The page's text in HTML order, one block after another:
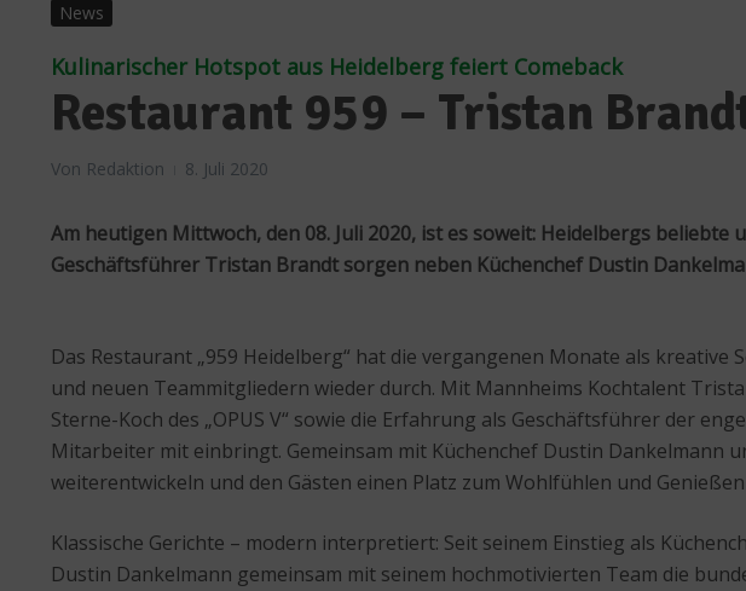
News
Kulinarischer Hotspot aus Heidelberg feiert Comeback
Restaurant 959 – Tristan
Von Redaktion 8. Juli 2020
Am heutigen Mittwoch, den 08. Juli 2020, ist es soweit: Heidelbergs
Geschäftsführer Tristan Brandt sorgen neben Küchenchef Dustin
Das Restaurant „959 Heidelberg“ hat die vergangenen Monate als
und neuen Teammitgliedern wieder durch. Mit Mannheims Kochtalent
Sterne-Koch des „OPUS V“ sowie die Erfahrung als Geschäftsführer der
Mitarbeiter mit einbringt. Gemeinsam mit Küchenchef Dustin Dankelmann
weiterentwickeln und den Gästen einen Platz zum Wohlfühlen und
Klassische Gerichte – modern interpretiert: Seit seinem Einstieg als
Dustin Dankelmann gemeinsam mit seinem hochmotivierten Team die